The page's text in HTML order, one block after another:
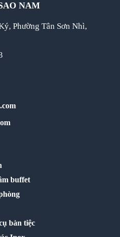
NAM
Phường Tân Sơn Nhì,
buffet
bàn tiệc